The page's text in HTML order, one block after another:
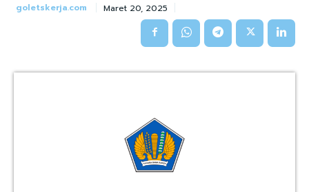
goletskerja.com Maret 20, 2025